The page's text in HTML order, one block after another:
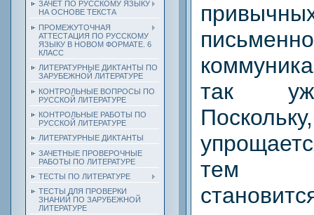
ЗАЧЕТ ПО РУССКОМУ ЯЗЫКУ
НА ОСНОВЕ ТЕКСТА
ПРОМЕЖУТОЧНАЯ
АТТЕСТАЦИЯ ПО РУССКОМУ
ЯЗЫКУ В НОВОМ ФОРМАТЕ. 6
КЛАСС
ЛИТЕРАТУРНЫЕ ДИКТАНТЫ ПО
ЗАРУБЕЖНОЙ ЛИТЕРАТУРЕ
КОНТРОЛЬНЫЕ ВОПРОСЫ ПО
РУССКОЙ ЛИТЕРАТУРЕ
КОНТРОЛЬНЫЕ РАБОТЫ ПО
РУССКОЙ ЛИТЕРАТУРЕ
ЛИТЕРАТУРНЫЕ ДИКТАНТЫ
ЗАЧЕТНЫЕ ПРОВЕРОЧНЫЕ
РАБОТЫ ПО ЛИТЕРАТУРЕ
ТЕСТЫ ПО ЛИТЕРАТУРЕ
ТЕСТЫ ДЛЯ ПРОВЕРКИ
ЗНАНИЙ ПО ЗАРУБЕЖНОЙ
ЛИТЕРАТУРЕ
так уж
тем